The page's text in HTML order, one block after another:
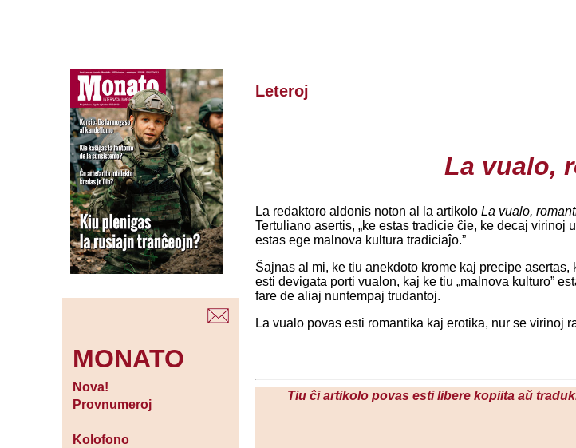
MONATO
Nova!
Provnumeroj
Kolofono
Leteroj
La vualo,
La redaktoro aldonis noton al la artikolo La vualo,
Tertuliano asertis, „ke estas tradicie ĉie, ke decaj virinoj
estas ege malnova kultura tradiciaĵo.”
Ŝajnas al mi, ke tiu anekdoto krome kaj precipe
esti devigata porti vualon, kaj ke tiu „malnova kulturo”
fare de aliaj nuntempaj trudantoj.
La vualo povas esti romantika kaj erotika, nur se virinoj
Tiu ĉi artikolo povas esti libere kopiita aŭ